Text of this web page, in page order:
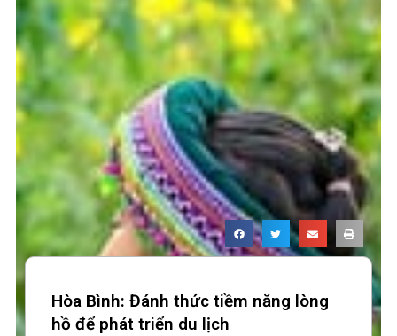
Hòa Bình: Đánh thức tiềm năng lòng
hồ để phát triển du lịch